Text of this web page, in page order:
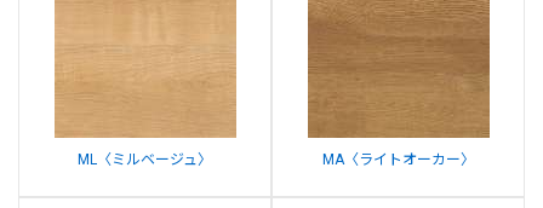
ML〈ミルベージュ〉 MA〈ライトオーカー〉